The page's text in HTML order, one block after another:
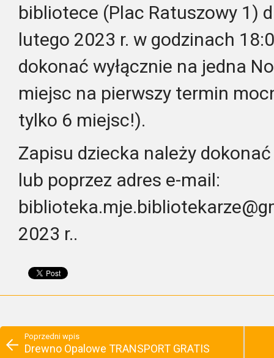
bibliotece (Plac Ratuszowy 1)
lutego 2023 r. w godzinach
dokonać wyłącznie na jedna
miejsc na pierwszy termin
tylko 6 miejsc!).
Zapisu dziecka należy
lub poprzez adres e-mail:
2023 r..
Poprzedni wpis
Drewno Opalowe TRANSPORT GRATIS